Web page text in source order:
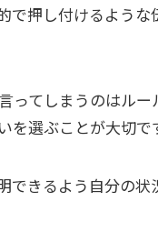
で押し付けるよう
ってしまうのはル
選ぶことが大切で
きるよう自分の状